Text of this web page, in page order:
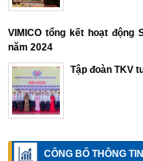
VIMICO tổng kết hoạt động
năm 2024
Tập đoàn TKV
CÔNG BỐ THÔNG TIN